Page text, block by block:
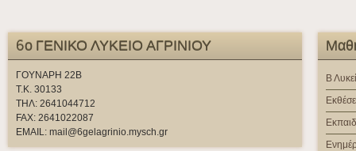
6ο ΓΕΝΙΚΟ ΛΥΚΕΙΟ ΑΓΡΙΝΙΟΥ
ΓΟΥΝΑΡΗ 22Β
Τ.Κ. 30133
ΤΗΛ: 2641044712
FAX: 2641022087
EMAIL: mail@6gelagrinio.mysch.gr
Β